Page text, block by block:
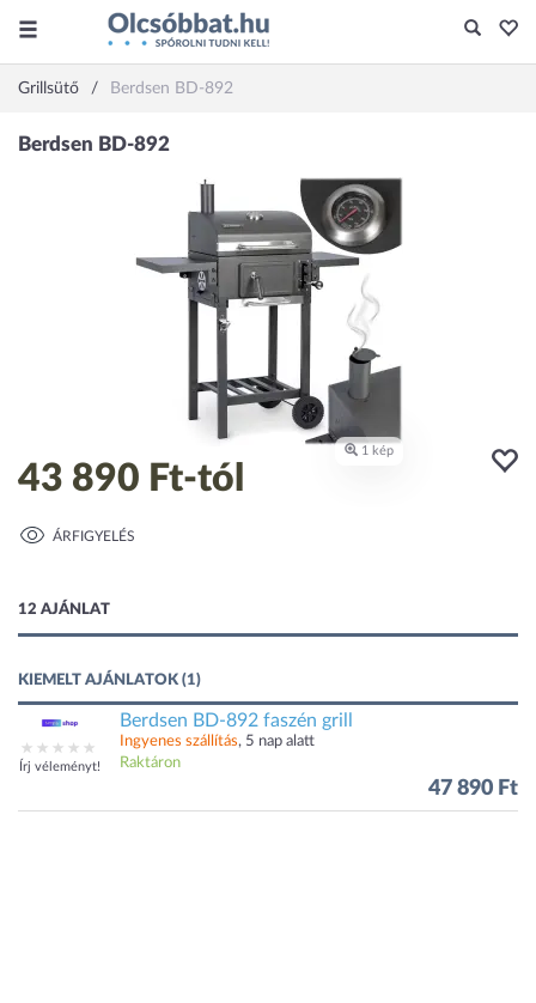
Grillsütő Berdsen BD-892
43 890 Ft-tól
ÁRFIGYELÉS
12 AJÁNLAT
KIEMELT AJÁNLATOK (1)
Írj véleményt!
Berdsen BD-892 faszén grill
Ingyenes szállítás, 5 nap alatt
Raktáron
47 890 Ft